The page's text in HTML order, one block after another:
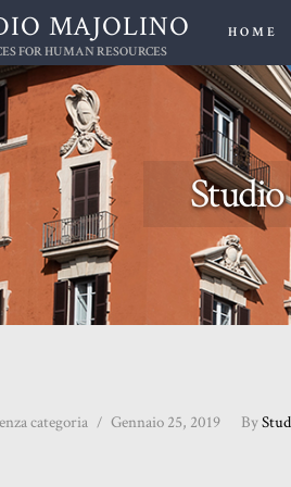
MAJOLINO
FOR HUMAN RESOURCES
HOME
categoria Gennaio 25, 2019 By